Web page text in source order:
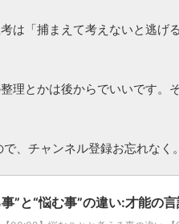
は「捕まえて考えないと逃
理とかは後からでいいです
、チャンネル登録お忘れなく。
”と“悩む事”の違い:才能の